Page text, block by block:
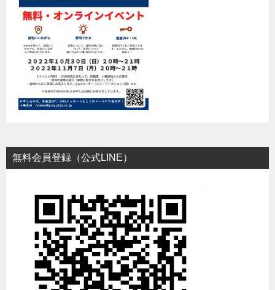
無料会員登録（公式LINE）